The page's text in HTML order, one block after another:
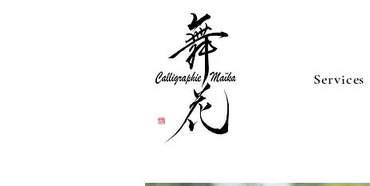
Services